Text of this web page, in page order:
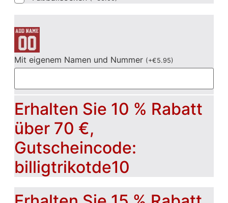
Mit eigenem Namen und Nummer (+€5.95)
Erhalten Sie 10 % Rabatt
über 70 €,
Gutscheincode:
billigtrikotde10